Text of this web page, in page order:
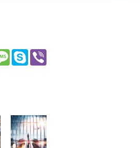
Message
Skype